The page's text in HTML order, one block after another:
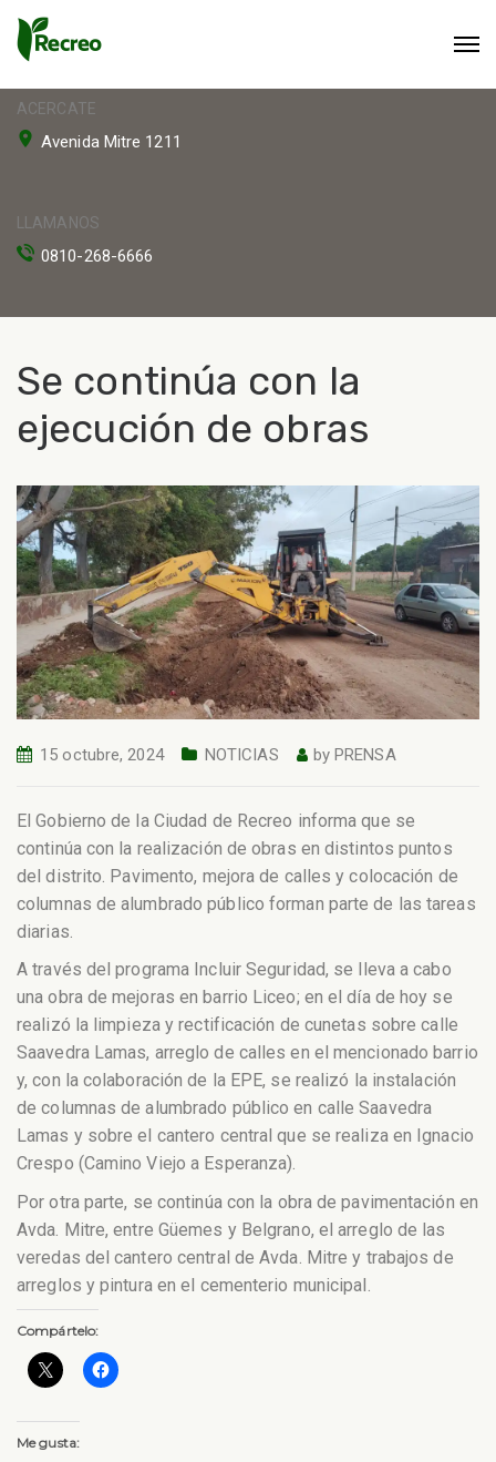
ACERCATE
Avenida Mitre 1211
LLAMANOS
0810-268-6666
Se continúa con la
ejecución de obras
15 octubre, 2024 NOTICIAS byPRENSA
El Gobierno de la Ciudad de Recreo informa que se
continúa con la realización de obras en distintos puntos
del distrito. Pavimento, mejora de calles y colocación de
columnas de alumbrado público forman parte de las tareas
diarias.
A través del programa Incluir Seguridad, se lleva a cabo
una obra de mejoras en barrio Liceo; en el día de hoy se
realizó la limpieza y rectificación de cunetas sobre calle
Saavedra Lamas, arreglo de calles en el mencionado barrio
y, con la colaboración de la EPE, se realizó la instalación
de columnas de alumbrado público en calle Saavedra
Lamas y sobre el cantero central que se realiza en Ignacio
Crespo (Camino Viejo a Esperanza).
Por otra parte, se continúa con la obra de pavimentación en
Avda. Mitre, entre Güemes y Belgrano, el arreglo de las
veredas del cantero central de Avda. Mitre y trabajos de
arreglos y pintura en el cementerio municipal.
Compártelo:
Me gusta: